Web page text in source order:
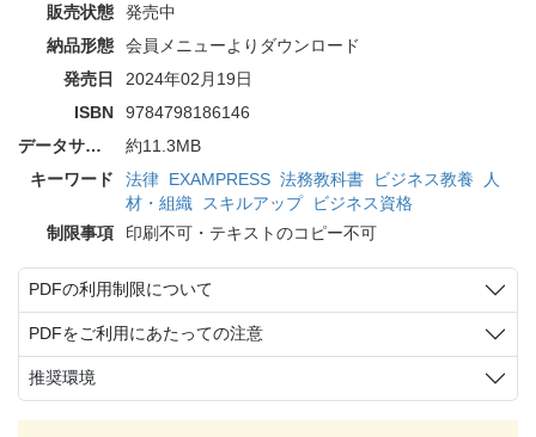
販売状態
発売中
納品形態
会員メニューよりダウンロード
発売日
2024年02月19日
ISBN
9784798186146
データサイズ
約11.3MB
キーワード
法律 EXAMPRESS 法務教科書 ビジネス教養
人
材・組織
スキルアップ
ビジネス資格
制限事項
印刷不可・テキストのコピー不可
PDFの利用制限について
PDFをご利用にあたっての注意
推奨環境